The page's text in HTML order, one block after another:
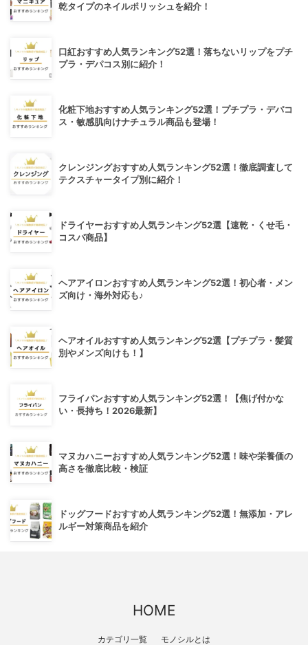
乾タイプのネイルポリッシュを紹介！
口紅おすすめ人気ランキング52選！落ちないリップをプチ
プラ・デパコス別に紹介！
化粧下地おすすめ人気ランキング52選！プチプラ・デパコ
ス・敏感肌向けナチュラル商品も登場！
クレンジングおすすめ人気ランキング52選！徹底調査して
テクスチャータイプ別に紹介！
ドライヤーおすすめ人気ランキング52選【速乾・くせ毛・
コスパ商品】
ヘアアイロンおすすめ人気ランキング52選！初心者・メン
ズ向け・海外対応も♪
ヘアオイルおすすめ人気ランキング52選【プチプラ・髪質
別やメンズ向けも！】
フライパンおすすめ人気ランキング52選！【焦げ付かな
い・長持ち！2026最新】
マヌカハニーおすすめ人気ランキング52選！味や栄養価の
高さを徹底比較・検証
ドッグフードおすすめ人気ランキング52選！無添加・アレ
ルギー対策商品を紹介
HOME
カテゴリ一覧 モノシルとは